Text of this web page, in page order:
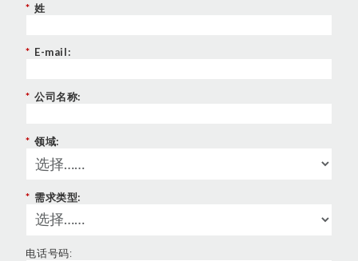
* 姓
* E-mail:
* 公司名称:
* 领域:
* 需求类型:
电话号码: